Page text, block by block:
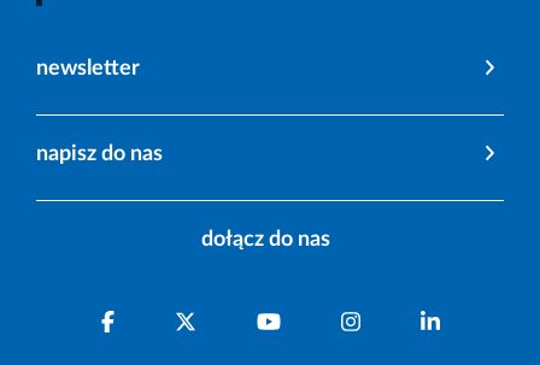
newsletter
napisz do nas
dołącz do nas